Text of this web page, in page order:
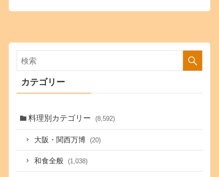
カテゴリー
料理別カテゴリー (8,592)
大阪・関西万博 (20)
和食全般 (1,038)